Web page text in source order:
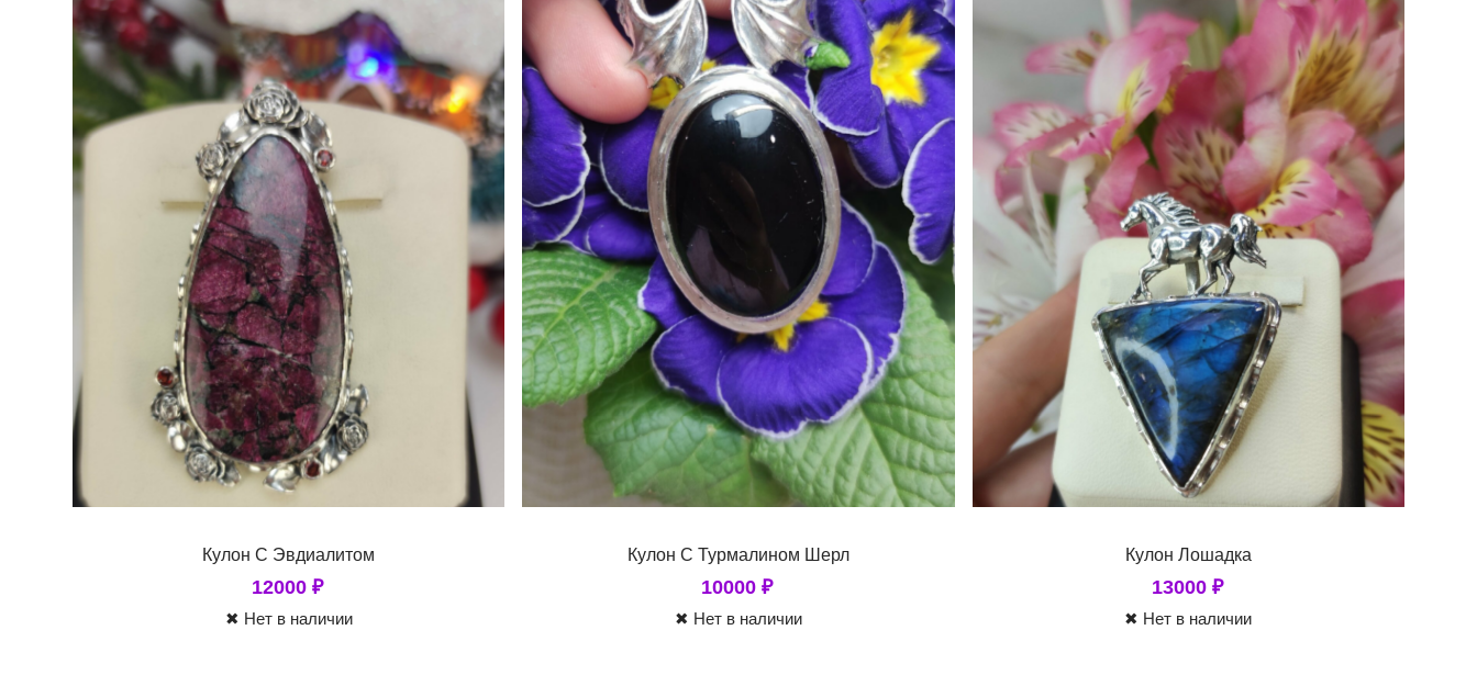
Кулон С Эвдиалитом
12000₽
✖ Нет в наличии
Кулон С Турмалином Шерл
10000₽
✖ Нет в наличии
Кулон Лошадка
13000 ₽
✖ Нет в наличии